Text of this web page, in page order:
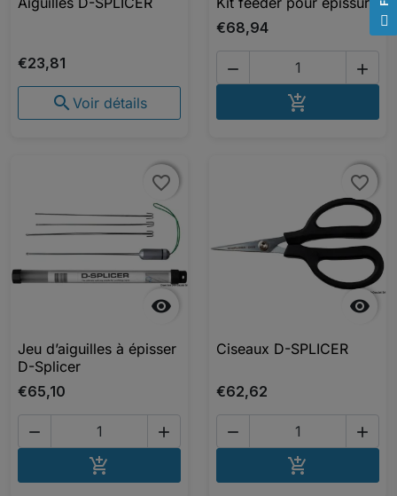
€23,81
 Voir détails
€68,94
 


favorite_border
favorite_border
Jeu d’aiguilles à épisser
D-Splicer
€65,10
 


favorite_border
favorite_border
Ciseaux D-SPLICER
€62,62
 
